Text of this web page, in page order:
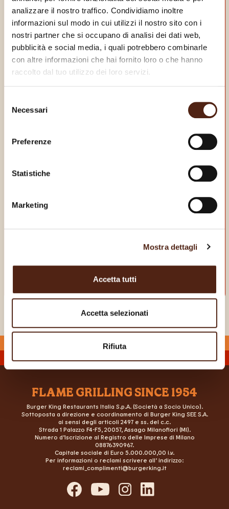
analizzare il nostro traffico. Condividiamo inoltre
informazioni sul modo in cui utilizzi il nostro sito con i
nostri partner che si occupano di analisi dei dati web,
pubblicità e social media, i quali potrebbero combinarle
con altre informazioni che hai fornito loro o che hanno
raccolto dal tuo utilizzo dei loro servizi.
delNecessari
Preferenze
Statistiche
Marketing
Mostra dettagli
Accetta tutti
Accetta selezionati
Rifiuta
SCARICA LA NOSTRA
FLAME GRILLING SINCE 1954
Burger King Restaurants Italia S.p.A. (Società a Socio Unico).
Sottoposta a direzione e coordinamento di Burger King SEE S.A.
ai sensi degli articoli 2497 e ss. del c.c.
Strada 1 Palazzo F4-F5, 20057, Assago Milanofiori (MI).
Numero d’Iscrizione al Registro delle Imprese di Milano
08876390967.
Capitale sociale di Euro 5.000.000,00 i.v.
Per informazioni o reclami scrivere all’ indirizzo:
reclami_complimenti@burgerking.it